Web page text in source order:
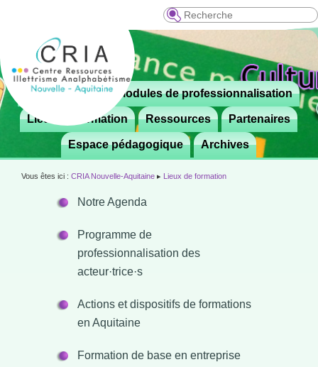
Recherche
Menu
principal
Aller
contenu
principal
 Le CRIA Modules de professionnalisation
Lieux de formation Ressources Partenaires
Espace pédagogique Archives
Vous êtes ici : CRIA Nouvelle-Aquitaine ▸ Lieux de formation
Notre Agenda
Programme de
professionnalisation des
acteur·trice·s
Actions et dispositifs de formations
en Aquitaine
Formation de base en entreprise